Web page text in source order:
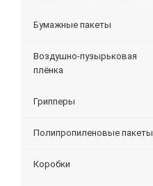
Бумажные пакеты
Воздушно-пузырьковая
плёнка
Грипперы
Полипропиленовые пакеты
Коробки